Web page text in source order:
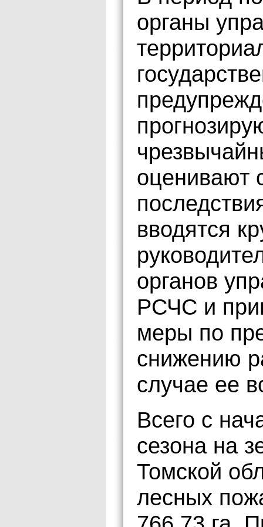
органы
оценивают
вводятся
органов
РСЧС и
меры по
снижению
случае ее
Всего с
сезона на
Томской
лесных